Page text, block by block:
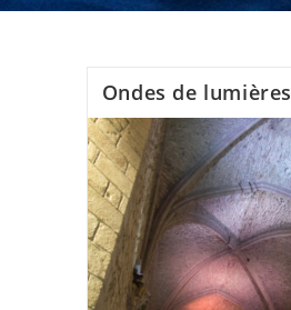
Ondes de lumières